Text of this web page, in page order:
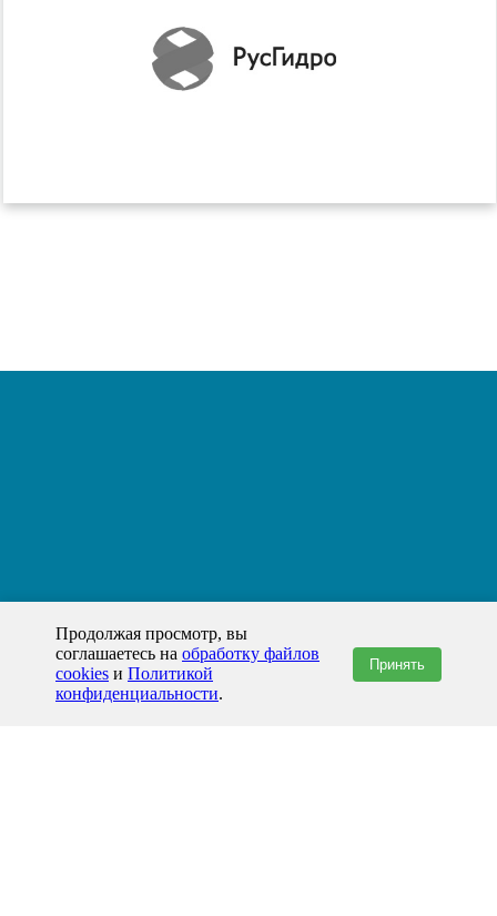
Продолжая просмотр, вы
соглашаетесь на обработку файлов
cookies и Политикой
конфиденциальности.
Принять